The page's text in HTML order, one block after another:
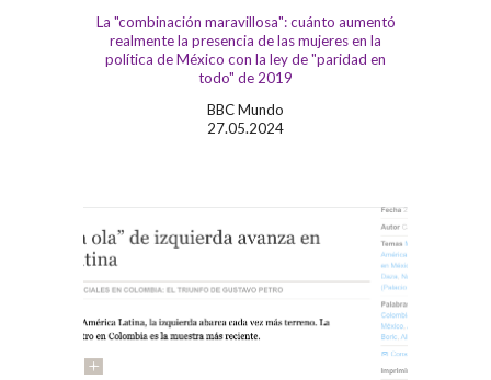
La "combinación maravillosa": cuánto aumentó
realmente la presencia de las mujeres en la
política de México con la ley de "paridad en
todo" de 2019
BBC Mundo
27.05.2024